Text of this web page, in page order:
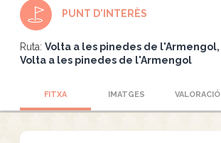
PUNT D'INTERÈS
Ruta: Volta a les pinedes de l'Armengol
Volta a les pinedes de l'Armengol
FITXA IMATGES VALORACIÓ